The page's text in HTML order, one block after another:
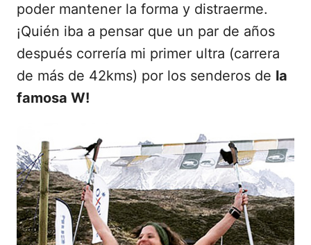
poder mantener la forma y distraerme.
¡Quién iba a pensar que un par de años
después correría mi primer ultra (carrera
de más de 42kms) por los senderos de la
famosa W!